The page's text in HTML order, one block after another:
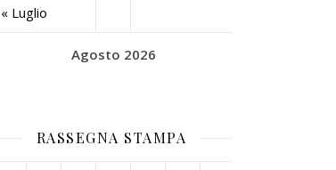
Agosto 2026
« Luglio
RASSEGNA STAMPA